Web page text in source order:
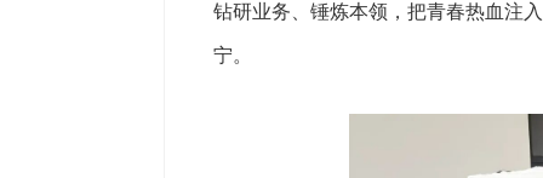
钻研业务、锤炼本领，把青春热血注
宁。